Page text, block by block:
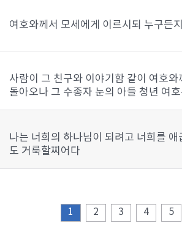
여호와께서 모세에게 이르시되 누구든
사람이 그 친구와 이야기함 같이 여호
돌아오나 그 수종자 눈의 아들 청년 여
나는 너희의 하나님이 되려고 너희를
도 거룩할찌어다
1 2 3 4 5